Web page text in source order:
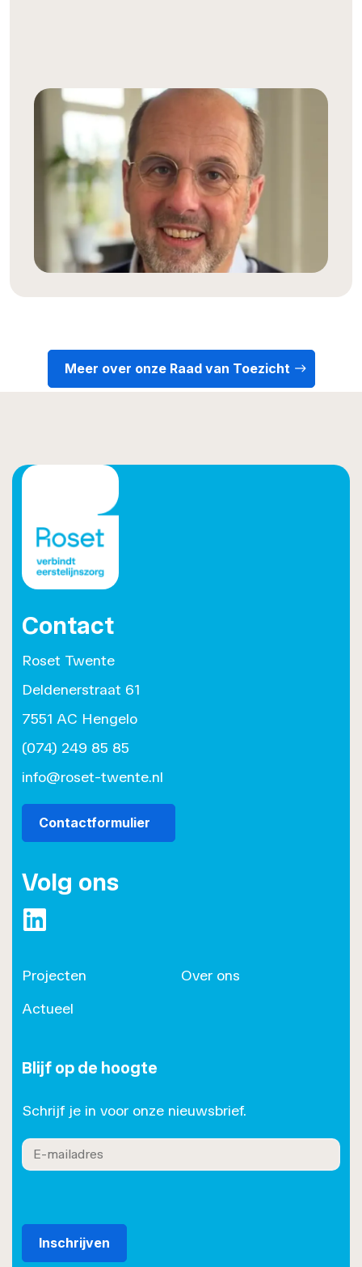
Meer over onze Raad van Toezicht
Contact
Roset Twente
Deldenerstraat 61
7551 AC Hengelo
(074) 249 85 85
info@roset-twente.nl
Contactformulier
Volg ons
Projecten
Over ons
Actueel
Blijf op de hoogte
Schrijf je in voor onze nieuwsbrief.